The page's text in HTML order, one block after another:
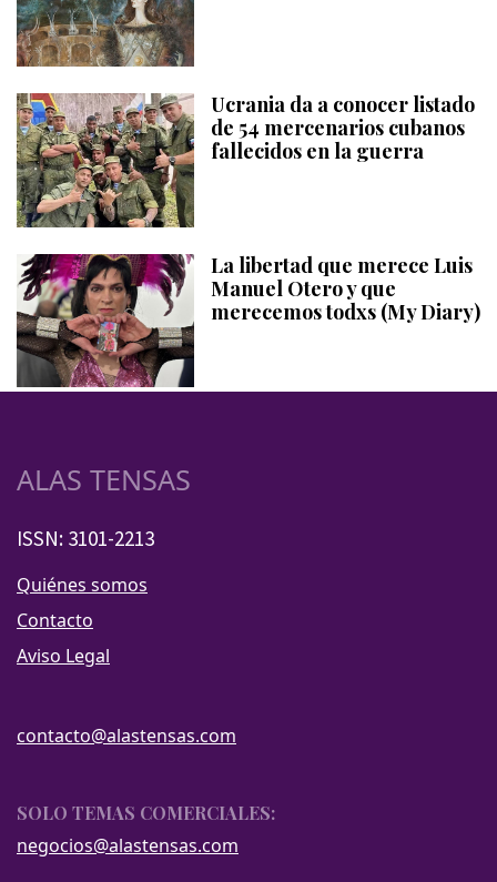
Ucrania da a conocer listado
de 54 mercenarios cubanos
fallecidos en la guerra
La libertad que merece Luis
Manuel Otero y que
merecemos todxs (My Diary)
ALAS TENSAS
ISSN: 3101-2213
Quiénes somos
Contacto
Aviso Legal
contacto@alastensas.com
SOLO TEMAS COMERCIALES:
negocios@alastensas.com